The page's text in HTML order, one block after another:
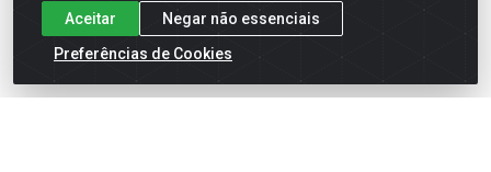
Aceitar
Negar não essenciais
Preferências de Cookies